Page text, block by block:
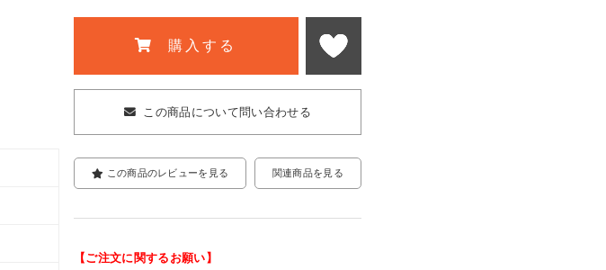
購入する
この商品について問い合わせる
この商品のレビューを見る 関連商品を見る
【ご注文に関するお願い】